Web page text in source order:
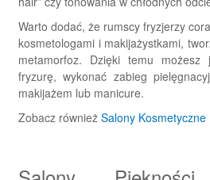
Warto dodać, że rumscy fryzjerzy
kosmetologami i makijażystkami,
metamorfoz. Dzięki temu możesz
fryzurę, wykonać zabieg
makijażem lub manicure.
Zobacz również Salony Kosmetyczne